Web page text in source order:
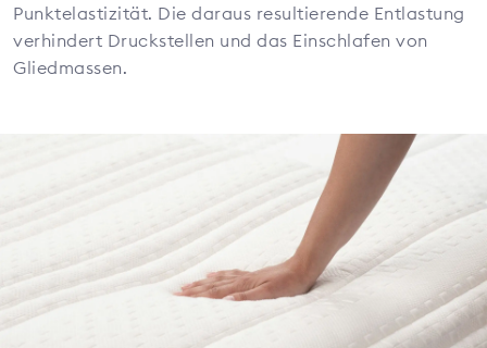
Punktelastizität. Die daraus resultierende Entlastung
verhindert Druckstellen und das Einschlafen von
Gliedmassen.